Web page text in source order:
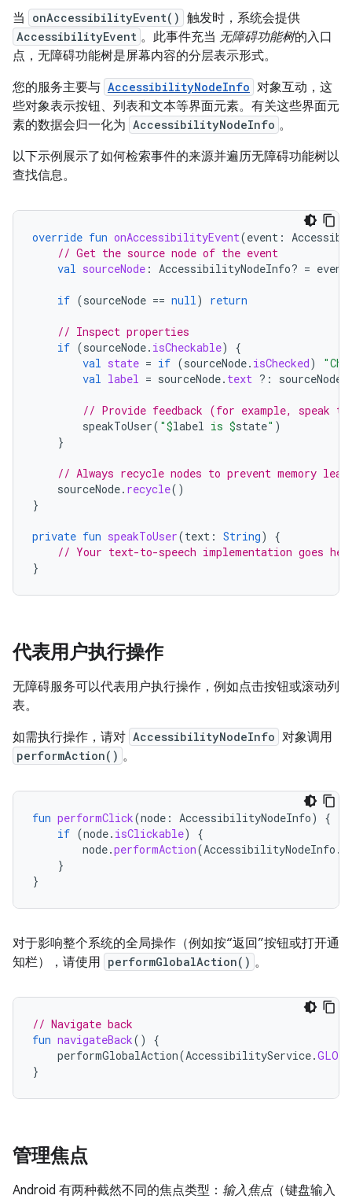
当 onAccessibilityEvent() 触发时，系统会提供
AccessibilityEvent 。此事件充当 无障碍功能树的入口
点，无障碍功能树是屏幕内容的分层表示形式。
您的服务主要与 AccessibilityNodeInfo 对象互动，这
些对象表示按钮、列表和文本等界面元素。有关这些界面元
素的数据会归一化为 AccessibilityNodeInfo 。
以下示例展示了如何检索事件的来源并遍历无障碍功能树以
查找信息。
override fun onAccessibilityEvent(event :
// Get the source node of the event
val sourceNode : AccessibilityNodeInfo? = event
if (sourceNode == null) return
// Inspect properties
if (sourceNode. isCheckable)
{
val state = if (sourceNode. isChecked)
val label = sourceNode. text ?: sourceNode
// Provide feedback (for example, speak
speakToUser( "$label is $state" )
}
// Always recycle nodes to prevent memory
sourceNode. recycle()
}
private fun speakToUser(text : String)
{
// Your text-to-speech implementation goes
}
代表用户执行操作
无障碍服务可以代表用户执行操作，例如点击按钮或滚动列
表。
如需执行操作，请对 AccessibilityNodeInfo 对象调用
performAction() 。
fun performClick(node : AccessibilityNodeInfo)
{
if (node. isClickable)
{
node.performAction(AccessibilityNodeInfo .
}
}
对于影响整个系统的全局操作（例如按“返回”按钮或打开通
知栏），请使用 performGlobalAction() 。
// Navigate back
fun navigateBack()
{
performGlobalAction(AccessibilityService.
}
管理焦点
Android 有两种截然不同的焦点类型： 输入焦点（键盘输入